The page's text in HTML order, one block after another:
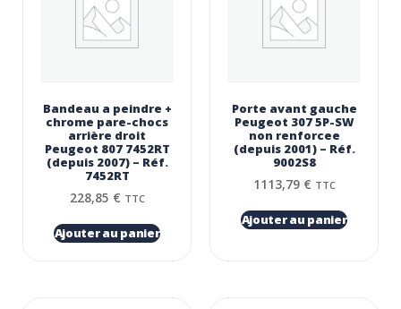
Bandeau a peindre +
chrome pare-chocs
arrière droit
Peugeot 807 7452RT
(depuis 2007) – Réf.
7452RT
228,85 € TTC
Ajouter au panier
Porte avant gauche
Peugeot 307 5P-SW
non renforcee
(depuis 2001) – Réf.
9002S8
1113,79 € TTC
Ajouter au panier